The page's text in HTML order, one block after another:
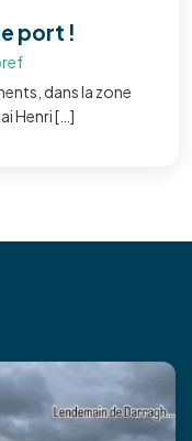
port !
dans la zone
Henri […]